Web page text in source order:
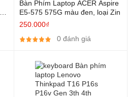
Bàn Phím Laptop ACER Aspire
E5-575 575G màu đen, loại Zin
250.000₫
0 đánh giá